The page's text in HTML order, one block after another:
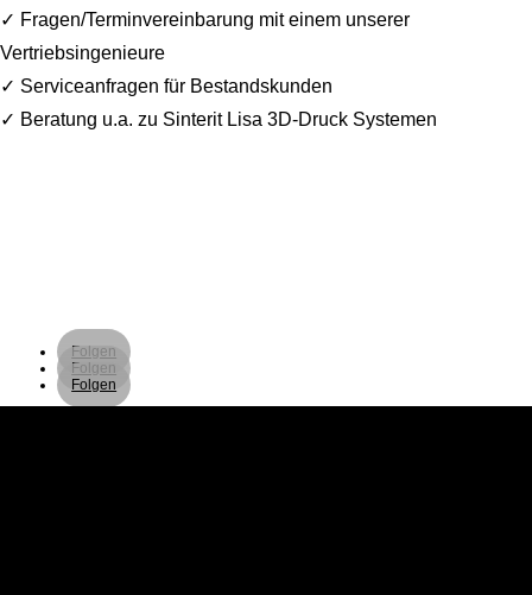
✓ Fragen/Terminvereinbarung mit einem unserer
Vertriebsingenieure
✓ Serviceanfragen für Bestandskunden
✓ Beratung u.a. zu Sinterit Lisa 3D-Druck Systemen
Folgen
Folgen
Folgen